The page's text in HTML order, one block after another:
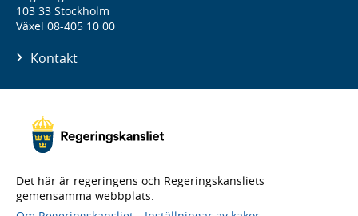
103 33 Stockholm
Växel 08-405 10 00
Kontakt
Det här är regeringens och Regeringskansliets
gemensamma webbplats.